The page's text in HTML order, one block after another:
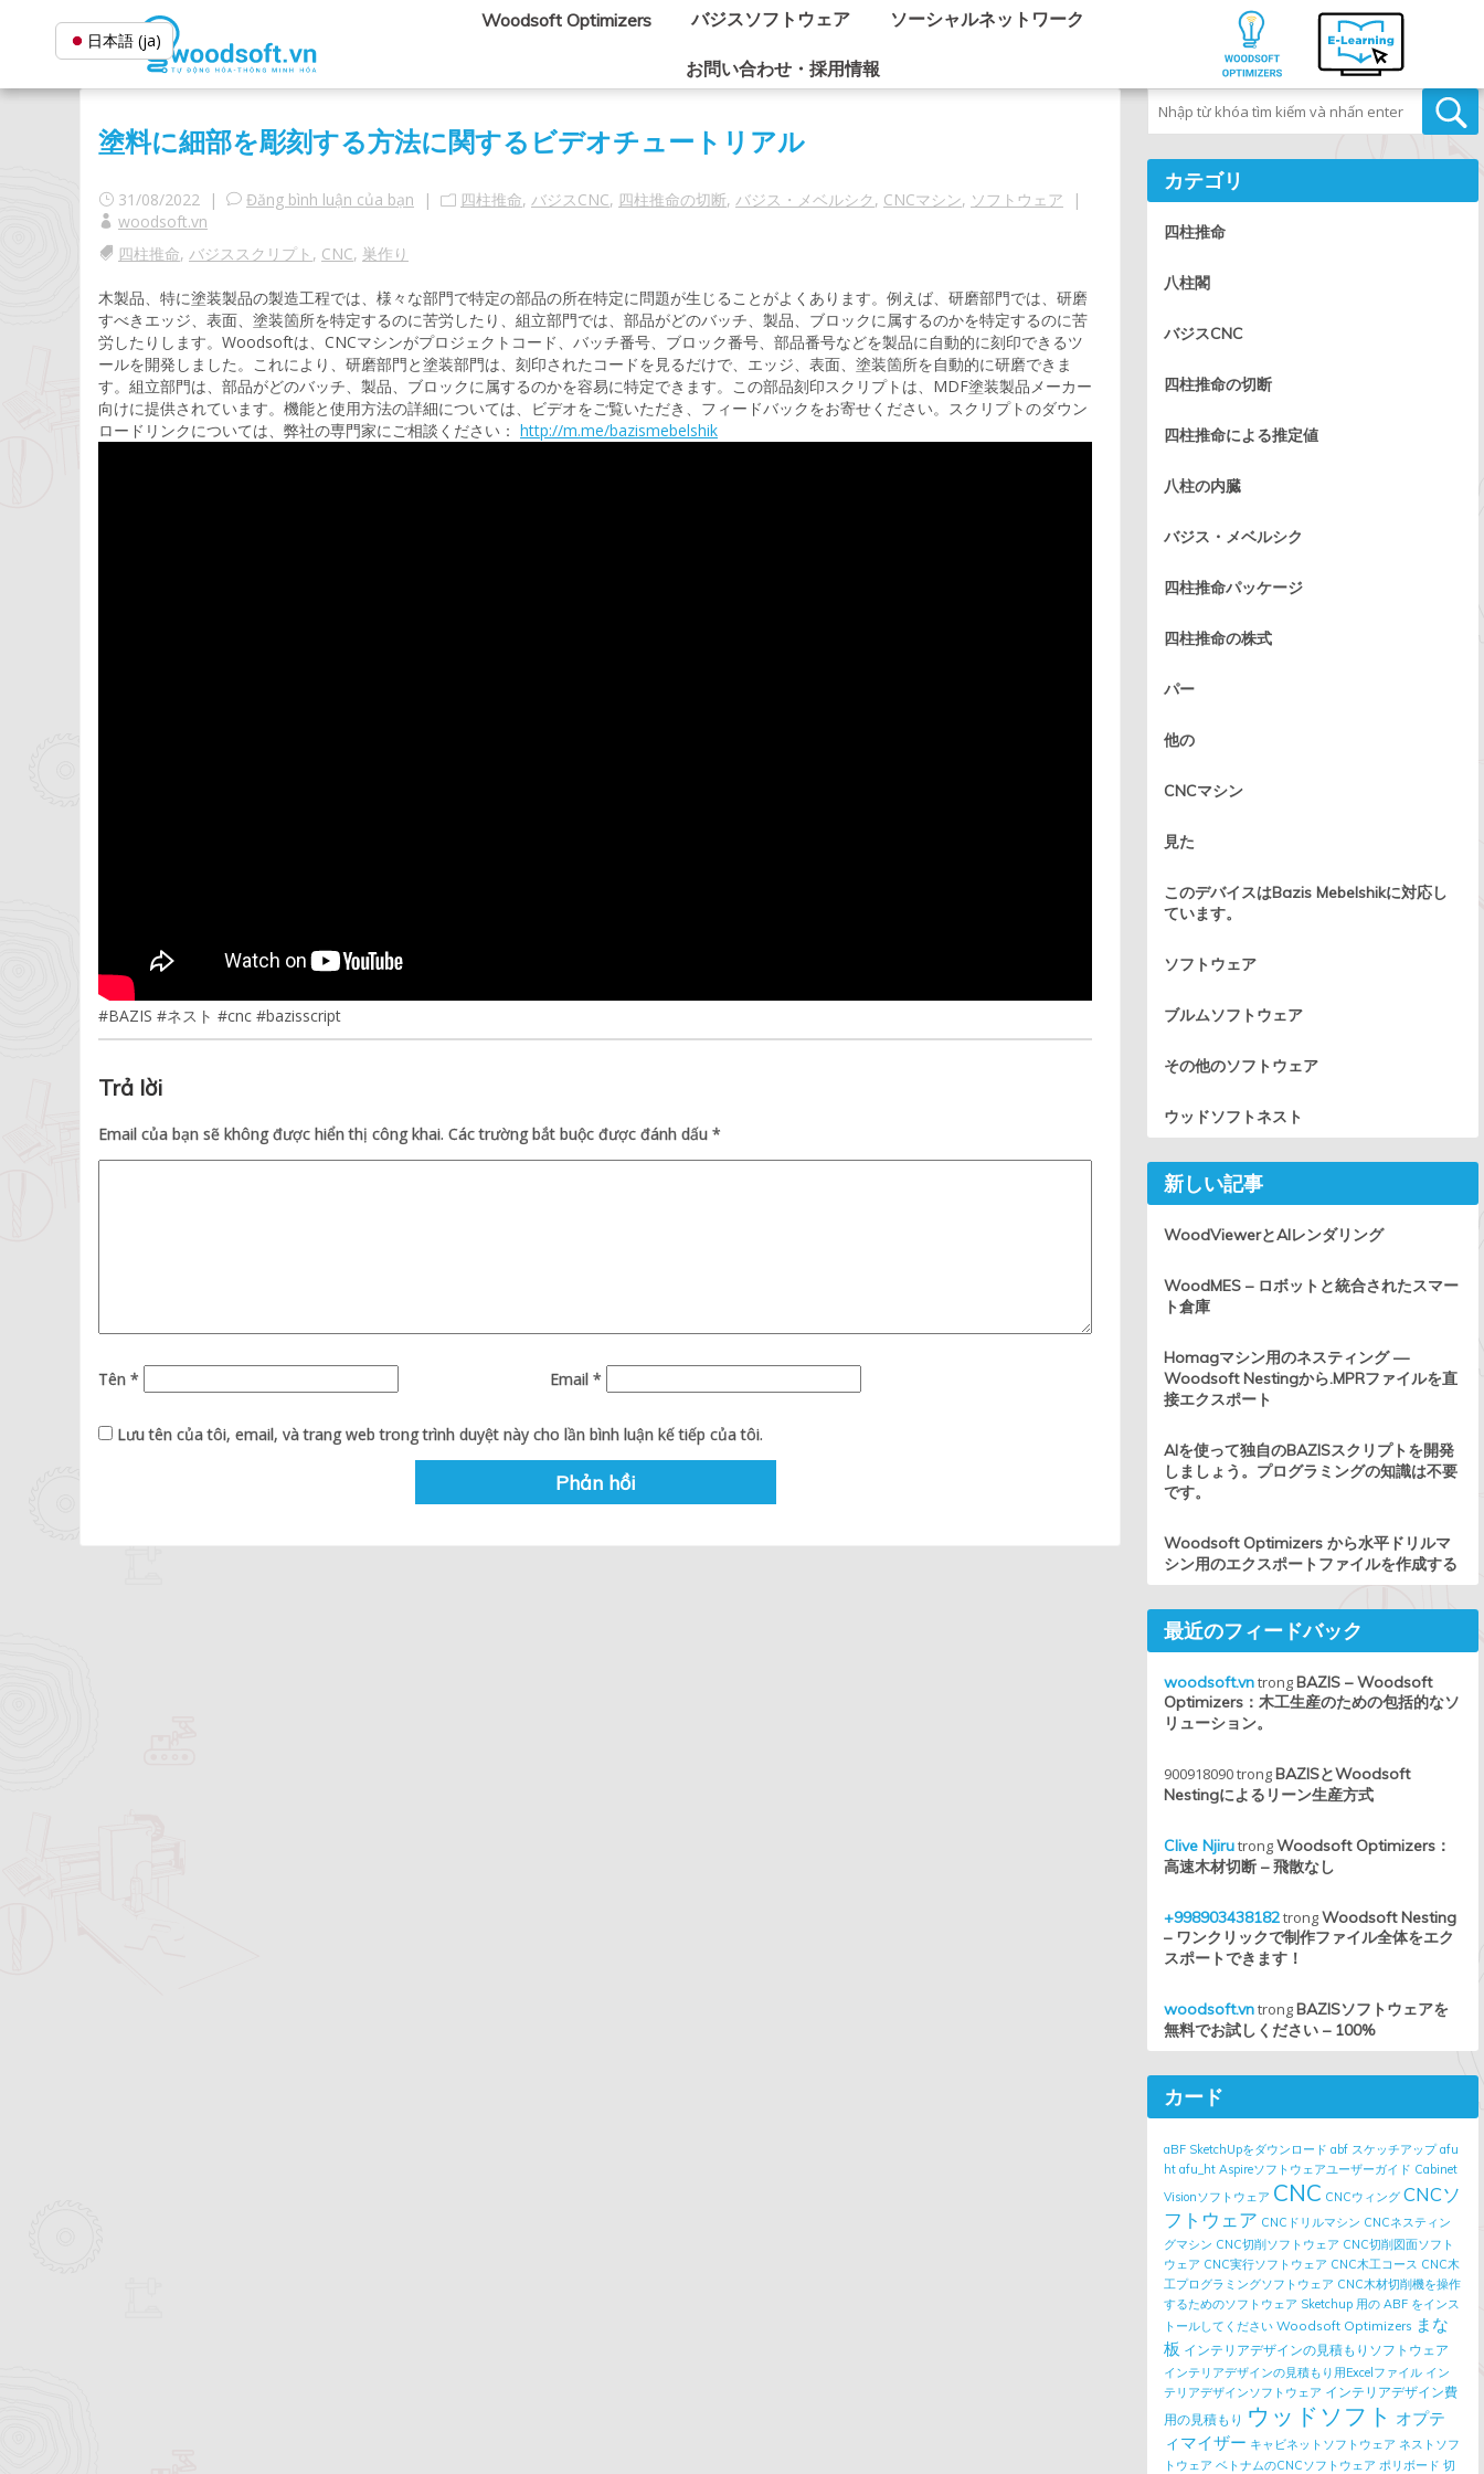
Woodsoft Optimizers バジスソフトウェア ソーシャルネットワーク
お問い合わせ・採用情報
塗料に細部を彫刻する方法に関するビデオチュートリアル
31/08/2022 | Đăng bình luận của bạn | 四柱推命, バジスCNC, 四柱推命の切断, バジス・メベルシク, CNCマシン, ソフトウェア |
woodsoft.vn
四柱推命, バジススクリプト , CNC, 巣作り
木製品、特に塗装製品の製造工程では、様々な部門で特定の部品の所在特定に問題が生じることがよくあります。例えば、研磨部門では、研磨
すべきエッジ、表面、塗装箇所を特定するのに苦労したり、組立部門では、部品がどのバッチ、製品、ブロックに属するのかを特定するのに苦
労したりします。Woodsoftは、CNCマシンがプロジェクトコード、バッチ番号、ブロック番号、部品番号などを製品に自動的に刻印できるツ
ールを開発しました。これにより、研磨部門と塗装部門は、刻印されたコードを見るだけで、エッジ、表面、塗装箇所を自動的に研磨できま
す。組立部門は、部品がどのバッチ、製品、ブロックに属するのかを容易に特定できます。この部品刻印スクリプトは、MDF塗装製品メーカー
向けに提供されています。機能と使用方法の詳細については、ビデオをご覧いただき、フィードバックをお寄せください。スクリプトのダウン
ロードリンクについては、弊社の専門家にご相談ください： http://m.me/bazismebelshik
#BAZIS #ネスト #cnc #bazisscript
Trả lời
Email của bạn sẽ không được hiển thị công khai. Các trường bắt buộc được đánh dấu *
Tên * Email *
Lưu tên của tôi, email, và trang web trong trình duyệt này cho lần bình luận kế tiếp của tôi.
カテゴリ
四柱推命
八柱閣
バジスCNC
四柱推命の切断
四柱推命による推定値
八柱の内臓
バジス・メベルシク
四柱推命パッケージ
四柱推命の株式
パー
他の
CNCマシン
見た
このデバイスはBazis Mebelshikに対応し
ています。
ソフトウェア
ブルムソフトウェア
その他のソフトウェア
ウッドソフトネスト
新しい記事
WoodViewerとAIレンダリング
WoodMES – ロボットと統合されたスマー
ト倉庫
Homagマシン用のネスティング —
Woodsoft Nestingから.MPRファイルを直
接エクスポート
AIを使って独自のBAZISスクリプトを開発
しましょう。プログラミングの知識は不要
です。
Woodsoft Optimizers から水平ドリルマ
シン用のエクスポートファイルを作成する
最近のフィードバック
woodsoft.vntrongBAZIS – Woodsoft
Optimizers：木工生産のための包括的なソ
リューション。
900918090trongBAZISとWoodsoft
Nestingによるリーン生産方式
Clive NjirutrongWoodsoft Optimizers：
高速木材切断 – 飛散なし
+998903438182trongWoodsoft Nesting
– ワンクリックで制作ファイル全体をエク
スポートできます！
woodsoft.vntrongBAZISソフトウェアを
無料でお試しください – 100%
カード
aBF SketchUpをダウンロード abf スケッチアップ afu
ht afu_ht Aspireソフトウェアユーザーガイド Cabinet
Visionソフトウェア CNC CNCウィング CNCソ
フトウェア CNCドリルマシン CNCネスティン
グマシン CNC切削ソフトウェア CNC切削図面ソフト
ウェア CNC実行ソフトウェア CNC木工コース CNC木
工プログラミングソフトウェア CNC木材切削機を操作
するためのソフトウェア Sketchup 用の ABF をインス
トールしてください Woodsoft Optimizers まな
板 インテリアデザインの見積もりソフトウェア
インテリアデザインの見積もり用Excelファイル イン
テリアデザインソフトウェア インテリアデザイン費
用の見積もり ウッドソフト オプテ
ィマイザー キャビネットソフトウェア ネストソフ
トウェア ベトナムのCNCソフトウェア ポリボード 切
日本語 (ja)